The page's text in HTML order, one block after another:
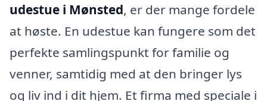
udestue i Mønsted, er der mange fordele
at høste. En udestue kan fungere som det
perfekte samlingspunkt for familie og
venner, samtidig med at den bringer lys
og liv ind i dit hjem. Et firma med speciale i